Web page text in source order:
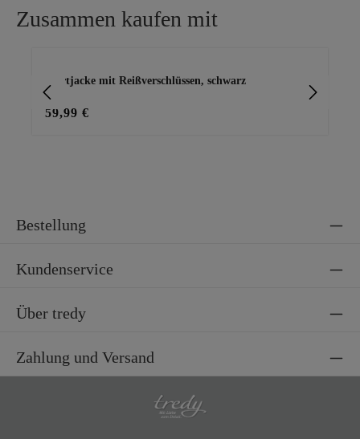
Zusammen kaufen mit
Shirtjacke mit Reißverschlüssen, schwarz
59,99 €
Bestellung
Kundenservice
Über tredy
Zahlung und Versand